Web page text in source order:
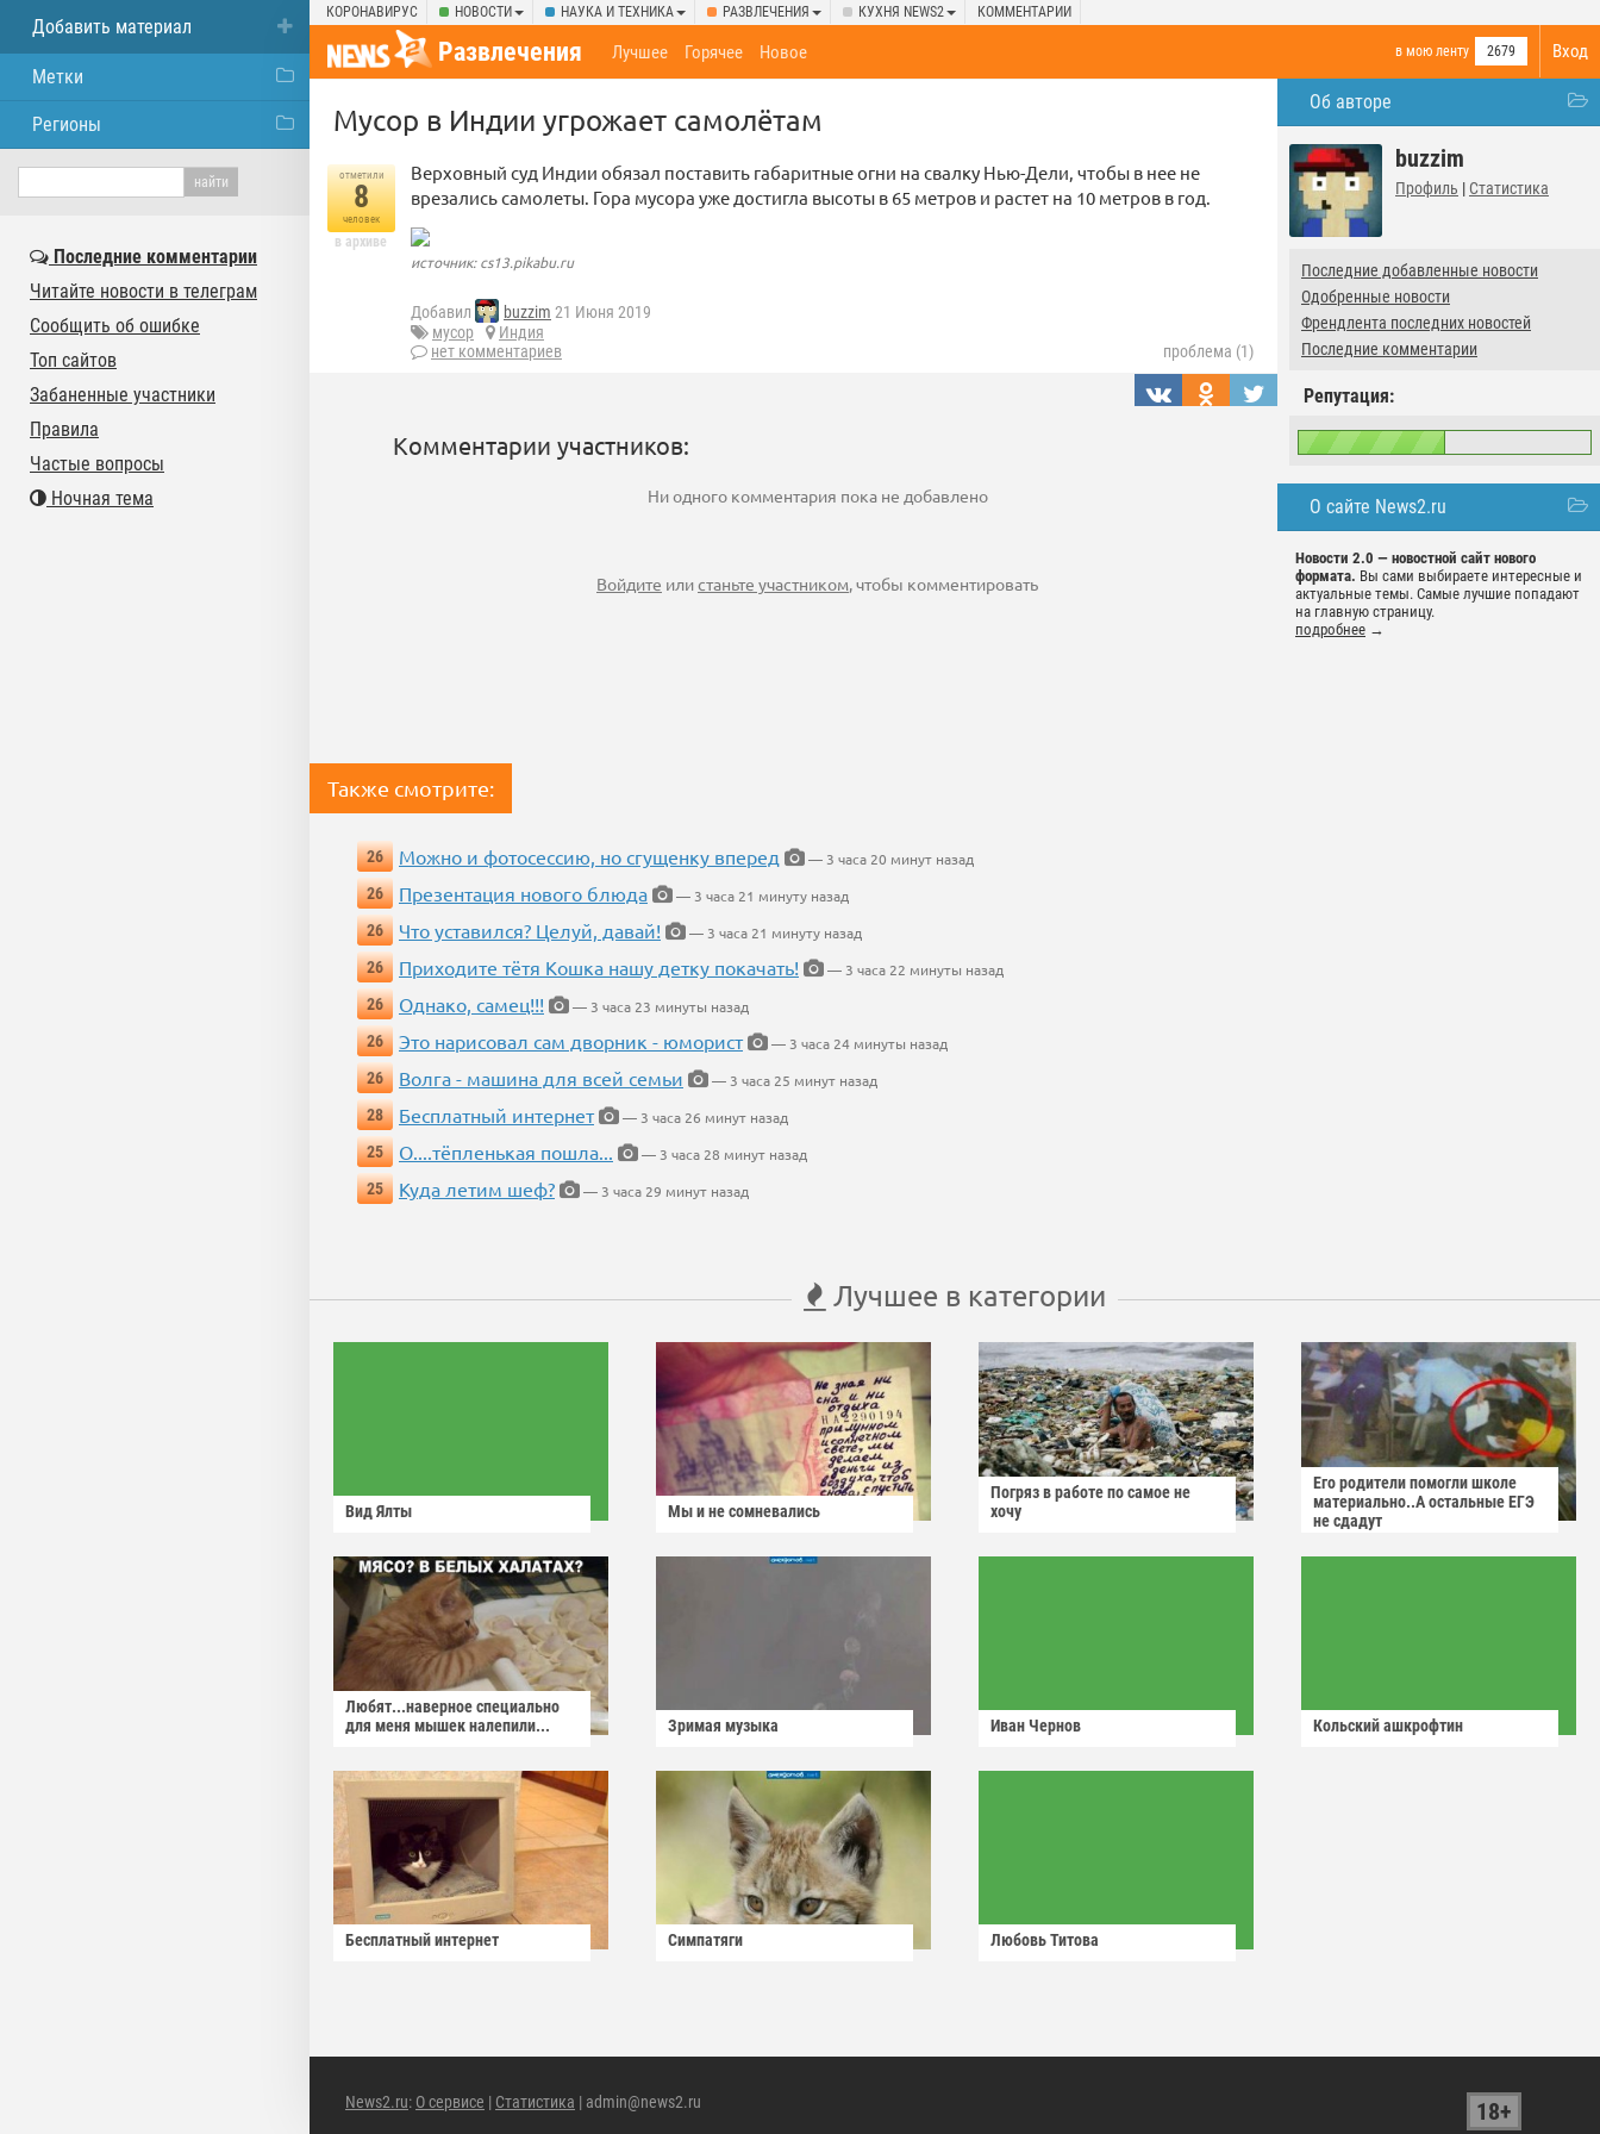
КОРОНАВИРУС НОВОСТИ НАУКА И ТЕХНИКА РАЗВЛЕЧЕНИЯ КУХНЯ NEWS2 КОММЕНТАРИИ
Вход
Развлечения в мою ленту 2679
Лучшее Горячее Новое
Об авторе
buzzim
Профиль | Статистика
Последние добавленные новости
Одобренные новости
Френдлента последних новостей
Последние комментарии
Репутация:
О сайте News2.ru
Новости 2.0 — новостной сайт нового
формата. Вы сами выбираете интересные и
актуальные темы. Самые лучшие попадают
на главную страницу.
подробнее →
Мусор в Индии угрожает самолётам
отметили
8
человек
в архиве
Верховный суд Индии обязал поставить габаритные огни на свалку Нью-Дели, чтобы в нее не
врезались самолеты. Гора мусора уже достигла высоты в 65 метров и растет на 10 метров в год.
источник: cs13.pikabu.ru
Добавил buzzim 21 Июня 2019
мусор
Индия
нет комментариев
проблема (1)
Комментарии участников:
Ни одного комментария пока не добавлено
Войдите илистаньте участником, чтобы комментировать
Также смотрите:
26 Можно и фотосессию, но сгущенку вперед
— 3 часа 20 минут назад
26
Презентация нового блюда
— 3 часа 21 минуту назад
26
Что уставился? Целуй, давай!
— 3 часа 21 минуту назад
26
Приходите тётя Кошка нашу детку покачать!
— 3 часа 22 минуты назад
26
Однако, самец!!!
— 3 часа 23 минуты назад
26
Это нарисовал сам дворник - юморист
— 3 часа 24 минуты назад
26
Волга - машина для всей семьи
— 3 часа 25 минут назад
28
Бесплатный интернет
— 3 часа 26 минут назад
25
О....тёпленькая пошла...
— 3 часа 28 минут назад
25
Куда летим шеф? — 3 часа 29 минут назад
Лучшее в категории
Вид Ялты Мы и не сомневались
Погряз в работе по самое не
хочу
Его родители помогли школе
материально..А остальные ЕГЭ
не сдадут
Любят...наверное специально
для меня мышек налепили...
Зримая музыка Иван Чернов Кольский ашкрофтин
Бесплатный интернет Симпатяги Любовь Титова
News2.ru: О сервисе | Статистика | admin@news2.ru 18+
Добавить материал
Метки
Регионы
Последние комментарии
Читайте новости в телеграм
Сообщить об ошибке
Топ сайтов
Забаненные участники
Правила
Частые вопросы
Ночная тема